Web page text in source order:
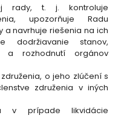
rady, t. j. kontroluje
upozorňuje Radu
a navrhuje riešenia na ich
dodržiavanie stanov,
a rozhodnutí orgánov
o jeho zlúčení s
združenia v iných
v prípade likvidácie